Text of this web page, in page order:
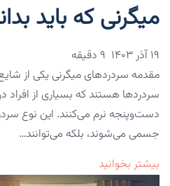
میگرنی که باید
۱۹ آذر ۱۴۰۳
مقدمه سردردهای میگرنی یکی از
سردردها هستند که بسیاری از افراد
دست‌وپنجه نرم می‌کنند. این نوع
جسمی می‌شوند، بلکه می‌توانند…
بیشتر بخوانید